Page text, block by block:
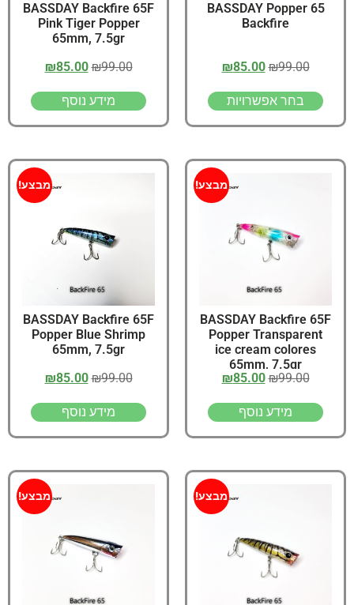
65 BASSDAY Popper
Backfire
₪99.00
₪85.00
בחר אפשרויות
BASSDAY Backfire 65F
Pink Tiger Popper
65mm, 7.5gr
₪99.00
₪85.00
מידע נוסף
מבצע!
BASSDAY Backfire 65F
Popper Transparent
ice cream colores
65mm, 7.5gr
₪99.00
₪85.00
מידע נוסף
מבצע!
BASSDAY Backfire 65F
Popper Blue Shrimp
65mm, 7.5gr
₪99.00
₪85.00
מידע נוסף
מבצע! מבצע!